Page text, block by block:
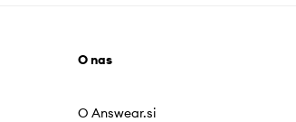
O nas
O Answear.si